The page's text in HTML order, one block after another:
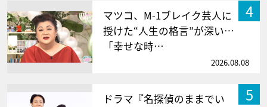
4
マツコ、M-1ブレイク芸人に
授けた“人生の格言”が深い…
「幸せな時…
2026.08.08
5
ドラマ『名探偵のままでい